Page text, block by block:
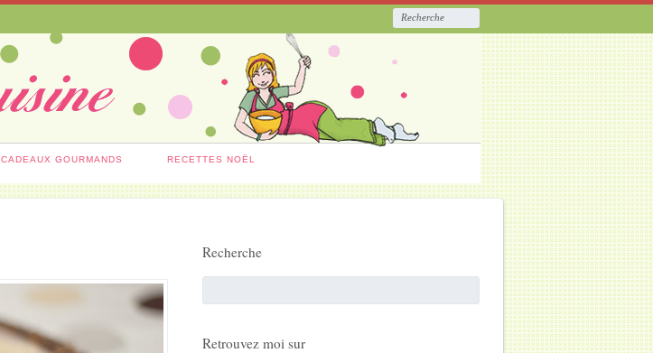
CADEAUX GOURMANDS RECETTES NOËL
Recherche
Retrouvez moi sur